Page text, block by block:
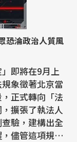
即將在9月上
象徵著北京當
正式轉向「法
擴張了執法人
驗，建構出全
儘管這項規定